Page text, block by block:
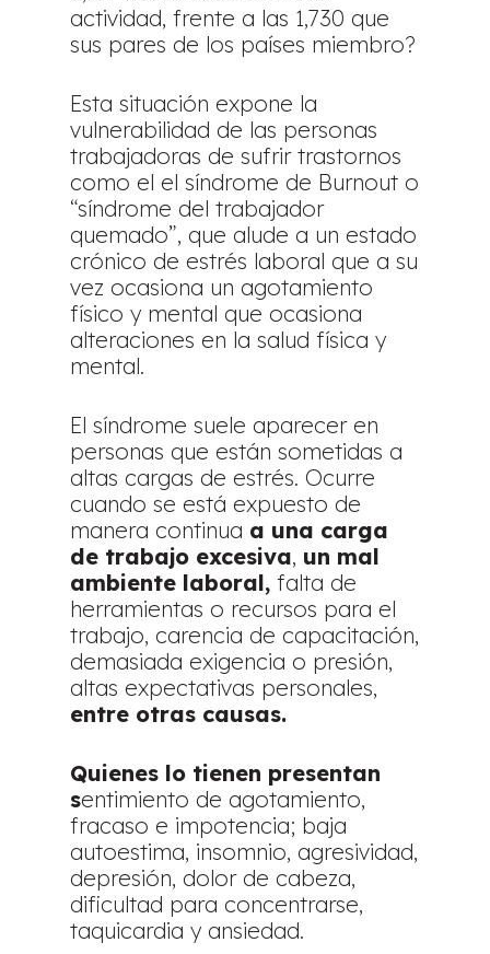
actividad, frente a las 1,730 que
sus pares de los países miembro?
Esta situación expone la
vulnerabilidad de las personas
trabajadoras de sufrir trastornos
como el el síndrome de Burnout o
“síndrome del trabajador
quemado”, que alude a un estado
crónico de estrés laboral que a su
vez ocasiona un agotamiento
físico y mental que ocasiona
alteraciones en la salud física y
mental.
El síndrome suele aparecer en
personas que están sometidas a
altas cargas de estrés. Ocurre
cuando se está expuesto de
manera continua a una carga
de trabajo excesiva, un mal
ambiente laboral,falta de
herramientas o recursos para el
trabajo, carencia de capacitación,
demasiada exigencia o presión,
altas expectativas personales,
entre otras causas.
Quienes lo tienen presentan
sentimiento de agotamiento,
fracaso e impotencia; baja
autoestima, insomnio, agresividad,
depresión, dolor de cabeza,
dificultad para concentrarse,
taquicardia y ansiedad.